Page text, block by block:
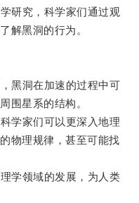
研究，科学家们通过观
解黑洞的行为。
黑洞在加速的过程中可
围星系的结构。
家们可以更深入地理
物理规律，甚至可能找
学领域的发展，为人类